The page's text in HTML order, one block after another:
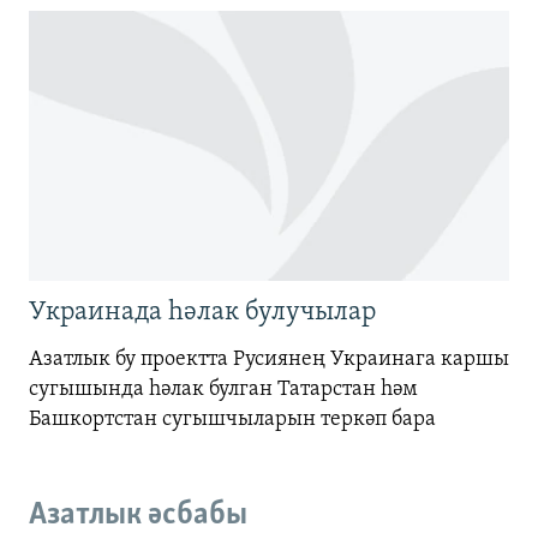
Украинада һәлак булучылар
Азатлык бу проектта Русиянең Украинага каршы
сугышында һәлак булган Татарстан һәм
Башкортстан сугышчыларын теркәп бара
Азатлык әсбабы